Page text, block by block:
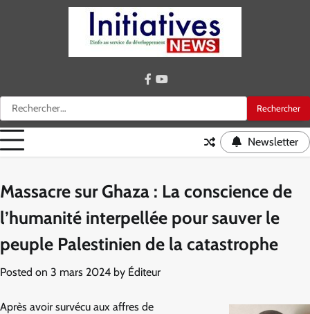
Rechercher :
facebook
youtube
Newsletter
Massacre sur Ghaza : La conscience de
l’humanité interpellée pour sauver le
peuple Palestinien de la catastrophe
Posted on 3 mars 2024 by Éditeur
Après avoir survécu aux affres de